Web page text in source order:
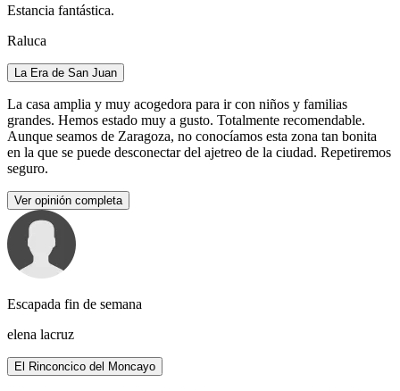
Estancia fantástica.
Raluca
La Era de San Juan
La casa amplia y muy acogedora para ir con niños y familias
grandes. Hemos estado muy a gusto. Totalmente recomendable.
Aunque seamos de Zaragoza, no conocíamos esta zona tan bonita
en la que se puede desconectar del ajetreo de la ciudad. Repetiremos
seguro.
Ver opinión completa
Escapada fin de semana
elena lacruz
El Rinconcico del Moncayo